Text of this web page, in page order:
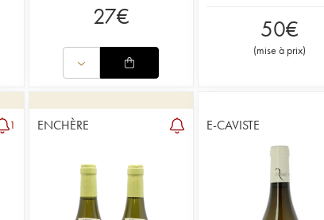
27€ 50€
(mise à prix)
1 ENCHÈRE E-CAVISTE